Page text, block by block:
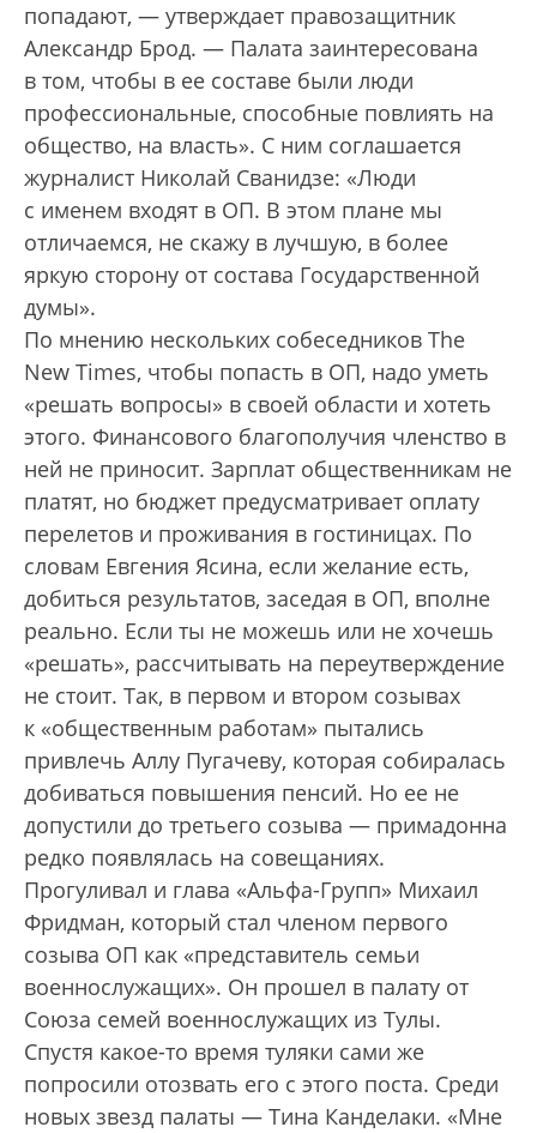
попадают, — утверждает правозащитник
Александр Брод. — Палата заинтересована
в том, чтобы в ее составе были люди
профессиональные, способные повлиять на
общество, на власть». С ним соглашается
журналист Николай Сванидзе: «Люди
с именем входят в ОП. В этом плане мы
отличаемся, не скажу в лучшую, в более
яркую сторону от состава Государственной
думы».
По мнению нескольких собеседников The
New Times, чтобы попасть в ОП, надо уметь
«решать вопросы» в своей области и хотеть
этого. Финансового благополучия членство в
ней не приносит. Зарплат общественникам не
платят, но бюджет предусматривает оплату
перелетов и проживания в гостиницах. По
словам Евгения Ясина, если желание есть,
добиться результатов, заседая в ОП, вполне
реально. Если ты не можешь или не хочешь
«решать», рассчитывать на переутверждение
не стоит. Так, в первом и втором созывах
к «общественным работам» пытались
привлечь Аллу Пугачеву, которая собиралась
добиваться повышения пенсий. Но ее не
допустили до третьего созыва — примадонна
редко появлялась на совещаниях.
Прогуливал и глава «Альфа-Групп» Михаил
Фридман, который стал членом первого
созыва ОП как «представитель семьи
военнослужащих». Он прошел в палату от
Союза семей военнослужащих из Тулы.
Спустя какое-то время туляки сами же
попросили отозвать его с этого поста. Среди
новых звезд палаты — Тина Канделаки. «Мне